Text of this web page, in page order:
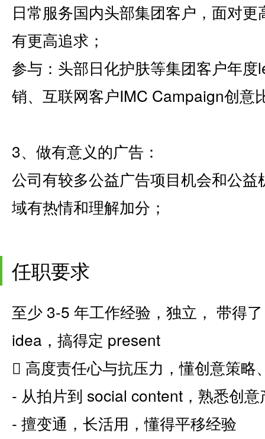
日常服务国内头部集团客户，面对
有更高追求；
参与：头部日化护肤等集团客户年
销、互联网客户IMC Campaign创意
3、做有意义的广告：
公司有较多公益广告项目机会和公
域有热情和理解加分；
任职要求
至少 3-5 年工作经验，独立， 带得
idea，搞得定 present
 高度责任心与抗压力，懂创意策略
- 从拍片到 social content，熟悉创
- 擅变通，长活用，懂得平移经验